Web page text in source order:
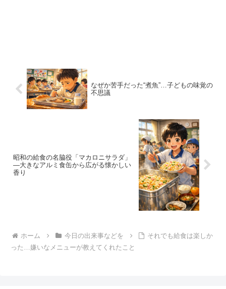
なぜか苦手だった“煮魚”…子どもの味覚の
不思議
昭和の給食の名脇役「マカロニサラダ」
―大きなアルミ食缶から広がる懐かしい
香り
ホーム 今日の出来事などを
それでも給食は楽しか
った…嫌いなメニューが教えてくれたこと